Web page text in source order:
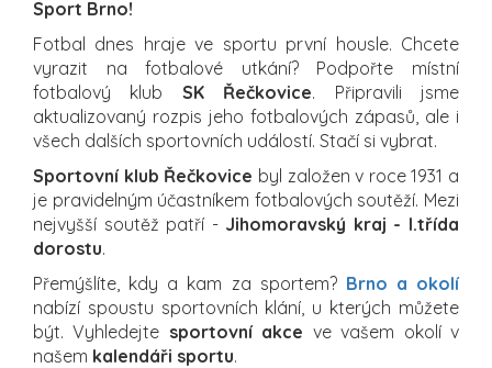
Sport Brno!
Fotbal dnes hraje ve sportu první housle. Chcete
vyrazit na fotbalové utkání? Podpořte místní
fotbalový klub SK Řečkovice. Připravili jsme
aktualizovaný rozpis jeho fotbalových zápasů, ale i
všech dalších sportovních událostí. Stačí si vybrat.
Sportovní klub Řečkovice byl založen v roce 1931 a
je pravidelným účastníkem fotbalových soutěží. Mezi
nejvyšší soutěž patří - Jihomoravský kraj - I.třída
dorostu.
Přemýšlíte, kdy a kam za sportem? Brno a okolí
nabízí spoustu sportovních klání, u kterých můžete
být. Vyhledejte sportovní akce ve vašem okolí v
našem kalendáři sportu.